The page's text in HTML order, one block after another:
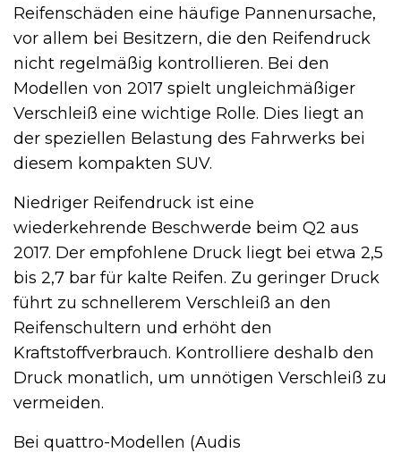
Reifenschäden eine häufige Pannenursache,
vor allem bei Besitzern, die den Reifendruck
nicht regelmäßig kontrollieren. Bei den
Modellen von 2017 spielt ungleichmäßiger
Verschleiß eine wichtige Rolle. Dies liegt an
der speziellen Belastung des Fahrwerks bei
diesem kompakten SUV.
Niedriger Reifendruck ist eine
wiederkehrende Beschwerde beim Q2 aus
2017. Der empfohlene Druck liegt bei etwa 2,5
bis 2,7 bar für kalte Reifen. Zu geringer Druck
führt zu schnellerem Verschleiß an den
Reifenschultern und erhöht den
Kraftstoffverbrauch. Kontrolliere deshalb den
Druck monatlich, um unnötigen Verschleiß zu
vermeiden.
Bei quattro-Modellen (Audis